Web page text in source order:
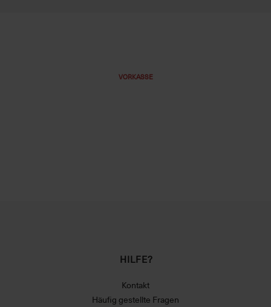
VORKASSE
HILFE?
Kontakt
Häufig gestellte Fragen